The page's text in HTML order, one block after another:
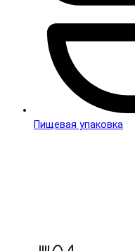
Пищевая упаковка